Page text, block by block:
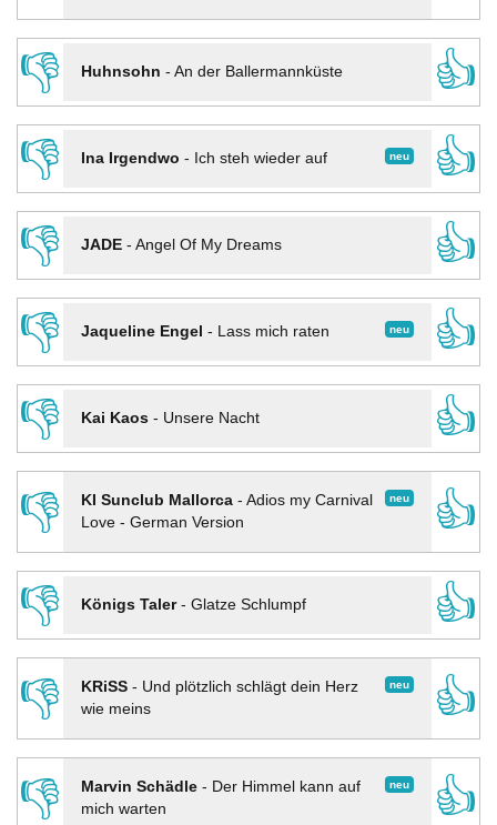
👎
Huhnsohn - An der Ballermannküste
👍
👎
neu
Ina Irgendwo - Ich steh wieder auf
👍
👎
JADE- Angel Of My Dreams
👍
👎
neu
Jaqueline Engel - Lass mich raten
👍
👎
Kai Kaos- Unsere Nacht
👍
👎
neu
KI Sunclub Mallorca- Adios my Carnival
Love - German Version
👍
👎
Königs Taler- Glatze Schlumpf
👍
👎
neu
KRiSS- Und plötzlich schlägt dein Herz
wie meins
👍
👎 neu
Marvin Schädle- Der Himmel kann auf
mich warten
👍